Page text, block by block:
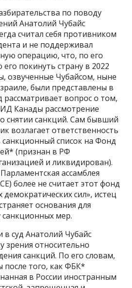
по поводу
Анатолий Чубайс
считал себя противником
и не поддерживал
операцию, что, по его
покинуть страну в 2022
озвученные Чубайсом, ныне
были представлены в
рассматривает вопрос о том,
Канады рассмотрение
снятии санкций. Сам бывший
возлагает ответственность
санкционный список на Фонд
(признан в РФ
и ликвидирован).
ассамблея
более не считает этот фонд
демократических сил», истец
основания для
мер.
суд Анатолий Чубайс
зрения относительно
санкций. По его словам,
того, как ФБК*
в России иностранным